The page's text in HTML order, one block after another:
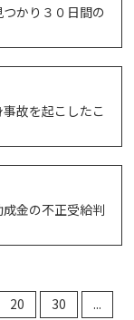
かり３０日間の
故を起こしたこ
金の不正受給判
20 30
...